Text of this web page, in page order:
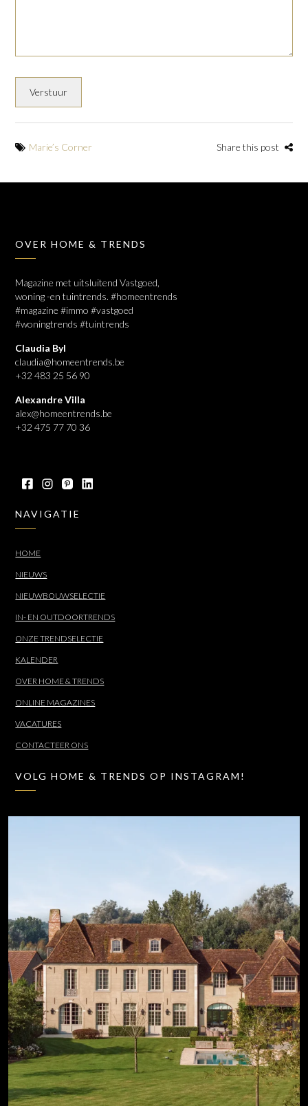
Marie’s Corner Share this post
OVER HOME & TRENDS
Magazine met uitsluitend Vastgoed,
woning -en tuintrends. #homeentrends
#magazine #immo #vastgoed
#woningtrends #tuintrends
Claudia Byl
claudia@homeentrends.be
+32 483 25 56 90
Alexandre Villa
alex@homeentrends.be
+32 475 77 70 36
NAVIGATIE
HOME
NIEUWS
NIEUWBOUWSELECTIE
IN- EN OUTDOORTRENDS
ONZE TRENDSELECTIE
KALENDER
OVER HOME & TRENDS
ONLINE MAGAZINES
VACATURES
CONTACTEER ONS
VOLG HOME & TRENDS OP INSTAGRAM!